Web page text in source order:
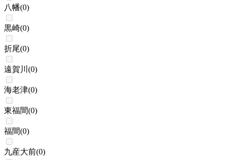
八幡(0)
黒崎(0)
折尾(0)
遠賀川 (0)
海老津(0)
東福間(0)
福間(0)
九産大前(0)